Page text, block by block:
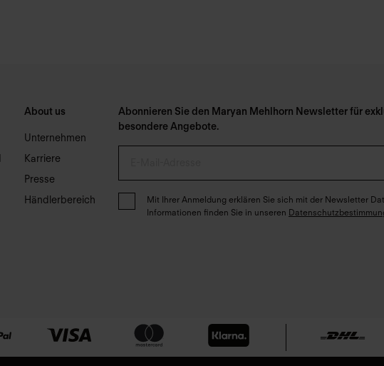
About us
Unternehmen
Karriere
Presse
Händlerbereich
Abonnieren Sie den Maryan Mehlhorn Newsletter für
besondere Angebote.
Mit Ihrer Anmeldung erklären Sie sich mit der Newsletter
Informationen finden Sie in unseren